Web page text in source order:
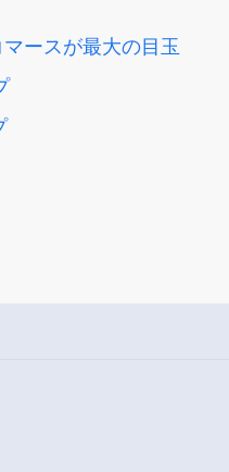
ースが最大の目玉